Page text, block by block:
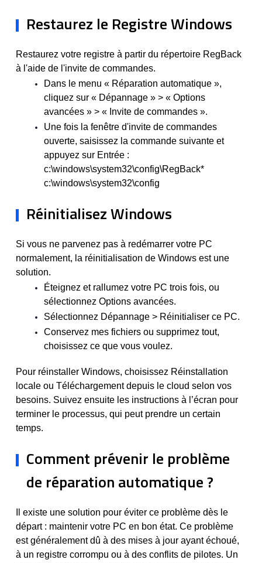
Restaurez le Registre Windows
Restaurez votre registre à partir du répertoire RegBack
à l'aide de l'invite de commandes.
Dans le menu « Réparation automatique »,
cliquez sur « Dépannage » > « Options
avancées » > « Invite de commandes ».
Une fois la fenêtre d'invite de commandes
ouverte, saisissez la commande suivante et
appuyez sur Entrée :
c:\windows\system32\config\RegBack*
c:\windows\system32\config
Réinitialisez Windows
Si vous ne parvenez pas à redémarrer votre PC
normalement, la réinitialisation de Windows est une
solution.
Éteignez et rallumez votre PC trois fois, ou
sélectionnez Options avancées.
Sélectionnez Dépannage > Réinitialiser ce PC.
Conservez mes fichiers ou supprimez tout,
choisissez ce que vous voulez.
Pour réinstaller Windows, choisissez Réinstallation
locale ou Téléchargement depuis le cloud selon vos
besoins. Suivez ensuite les instructions à l’écran pour
terminer le processus, qui peut prendre un certain
temps.
Comment prévenir le problème
de réparation automatique ?
Il existe une solution pour éviter ce problème dès le
départ : maintenir votre PC en bon état. Ce problème
est généralement dû à des mises à jour ayant échoué,
à un registre corrompu ou à des conflits de pilotes. Un